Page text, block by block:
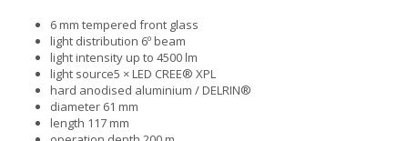
6 mm tempered front glass
light distribution 6º beam
light intensity up to 4500 lm
light source5 × LED CREE® XPL
hard anodised aluminium / DELRIN®
diameter 61 mm
length 117 mm